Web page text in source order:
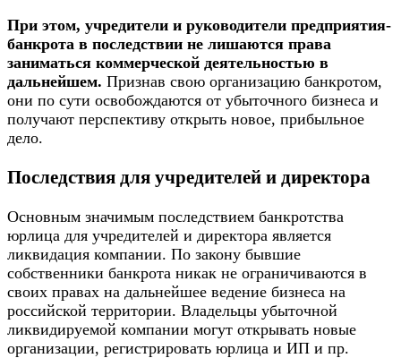
При этом, учредители и руководители предприятия-
банкрота в последствии не лишаются права
заниматься коммерческой деятельностью в
дальнейшем. Признав свою организацию банкротом,
они по сути освобождаются от убыточного бизнеса и
получают перспективу открыть новое, прибыльное
дело.
Последствия для учредителей и директора
Основным значимым последствием банкротства
юрлица для учредителей и директора является
ликвидация компании. По закону бывшие
собственники банкрота никак не ограничиваются в
своих правах на дальнейшее ведение бизнеса на
российской территории. Владельцы убыточной
ликвидируемой компании могут открывать новые
организации, регистрировать юрлица и ИП и пр.